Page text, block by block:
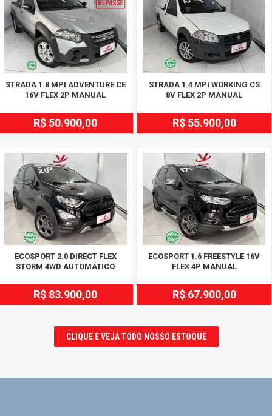
STRADA 1.8 MPI ADVENTURE CE
16V FLEX 2P MANUAL
R$ 50.900,00
STRADA 1.4 MPI WORKING CS
8V FLEX 2P MANUAL
R$ 55.900,00
ECOSPORT 2.0 DIRECT FLEX
STORM 4WD AUTOMÁTICO
R$ 83.900,00
ECOSPORT 1.6 FREESTYLE 16V
FLEX 4P MANUAL
R$ 67.900,00
CLIQUE E VEJA TODO NOSSO ESTOQUE